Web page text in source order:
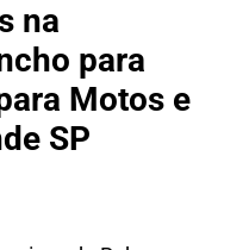
na
para
Motos e
SP